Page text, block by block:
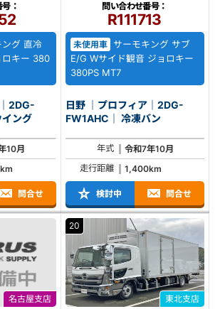
：
ング 直冷
ロキー 380
2DG-
凍ウイング
10月
問合せ
問い合わせ番号：
R111713
未使用車 サーモキング サブ
E/G Wサイド観音 ジョロキー
380PS MT7
日野 ｜プロフィア｜2DG-
FW1AHC｜ 冷凍バン
年式
令和7年10月
走行距離
1,400km
検討中 問合せ
名古屋支店
20
東北支店